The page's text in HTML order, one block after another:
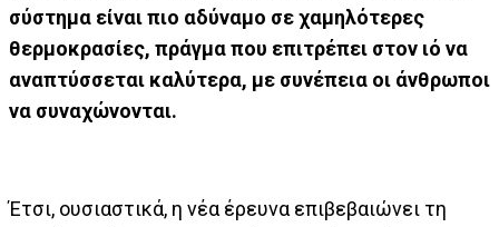
σύστημα είναι πιο αδύναμο σε χαμηλότερες
θερμοκρασίες, πράγμα που επιτρέπει στον ιό να
αναπτύσσεται καλύτερα, με συνέπεια οι άνθρωποι
να συναχώνονται.
Έτσι, ουσιαστικά, η νέα έρευνα επιβεβαιώνει τη